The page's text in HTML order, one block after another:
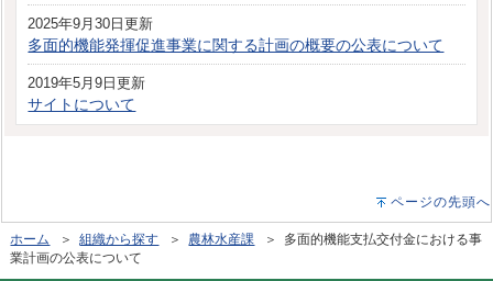
2025年9月30日更新
多面的機能発揮促進事業に関する計画の概要の公表について
2019年5月9日更新
サイトについて
ページの先頭へ
ホーム ＞組織から探す ＞ 農林水産課 ＞ 多面的機能支払交付金における事
業計画の公表について